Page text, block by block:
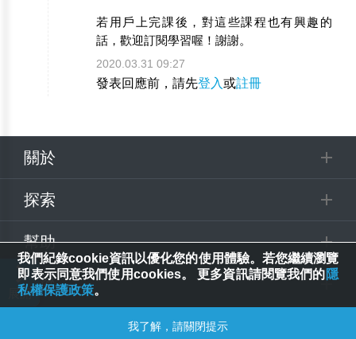
若用戶上完課後，對這些課程也有興趣的
話，歡迎訂閱學習喔！謝謝。
2020.03.31 09:27
發表回應前，請先登入或註冊
關於
探索
幫助
追蹤
© 2025 Spring House Entertainment Tech. Inc. All Rights Reserved.
我們紀錄cookie資訊以優化您的使用體驗。若您繼續瀏覽
即表示同意我們使用cookies。 更多資訊請閱覽我們的隱
私權保護政策。
我了解，請關閉提示